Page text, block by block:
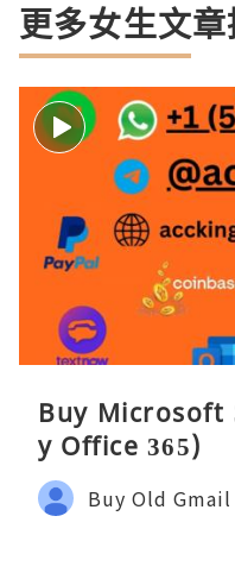
更多女生文
Buy Microsoft
y Office 365)
Buy Old